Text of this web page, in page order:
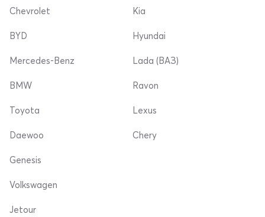
Chevrolet
BYD
Mercedes-Benz
Kia
Hyundai
Lada (ВАЗ)
BMW
Toyota
Daewoo
Ravon
Lexus
Chery
Genesis
Volkswagen
Jetour